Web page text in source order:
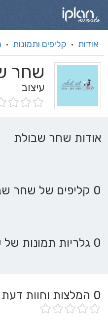
אודות · קליפים ותמונות ·
שחר
עיצוב
אודות שחר שבולת
0 קליפים של שחר שבולת
0 גלריות תמונות של שחר שבולת
0 המלצות וחוות